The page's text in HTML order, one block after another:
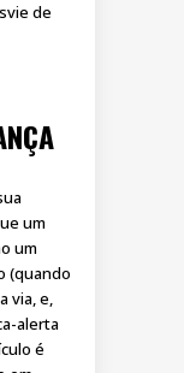
de
um
um
(quando
via, e,
alerta
é